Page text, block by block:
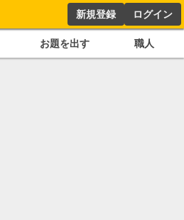
新規登録 ログイン
お題を出す 職人